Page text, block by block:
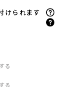
けられます
る
る